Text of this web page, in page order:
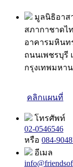
มูลนิธิอาส
สภากาชาดไ
อาคารมหินท
ถนนเพชรบุรี
กรุงเทพมหาน
คลิกแผนที่
โทรศัพท์
02-0546546
หรือ 084-
อีเมล